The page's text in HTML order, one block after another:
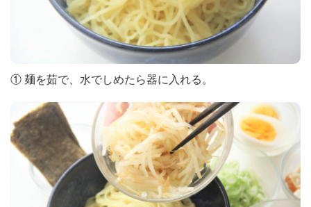
① 麺を茹で、水でしめたら器に入れる。